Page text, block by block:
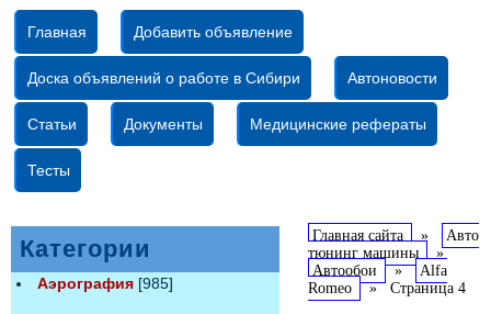
Главная Добавить объявление
Доска объявлений о работе в Сибири Автоновости
Статьи Документы Медицинские рефераты
Тесты
Категории
Аэрография [985]
Главная сайта »
Авто
тюнинг машины
»
Автообои » Alfa
Romeo » Страница 4